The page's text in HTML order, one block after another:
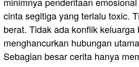
cinta segitiga yang terlalu toxic.
berat. Tidak ada konflik keluarga
menghancurkan hubungan
Sebagian besar cerita hanya